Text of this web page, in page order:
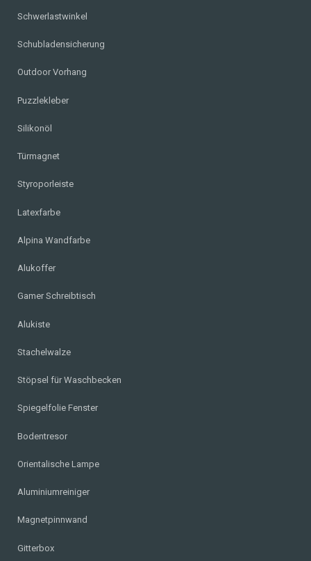
Schwerlastwinkel
Schubladensicherung
Outdoor Vorhang
Puzzlekleber
Silikonöl
Türmagnet
Styroporleiste
Latexfarbe
Alpina Wandfarbe
Alukoffer
Gamer Schreibtisch
Alukiste
Stachelwalze
Stöpsel für Waschbecken
Spiegelfolie Fenster
Bodentresor
Orientalische Lampe
Aluminiumreiniger
Magnetpinnwand
Gitterbox